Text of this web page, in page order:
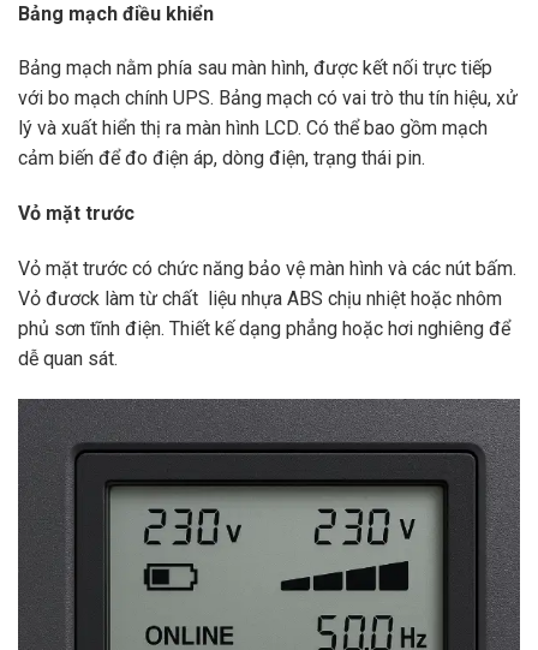
Bảng mạch điều khiển
Bảng mạch nằm phía sau màn hình, được kết nối trực tiếp
với bo mạch chính UPS. Bảng mạch có vai trò thu tín hiệu, xử
lý và xuất hiển thị ra màn hình LCD. Có thể bao gồm mạch
cảm biến để đo điện áp, dòng điện, trạng thái pin.
Vỏ mặt trước
Vỏ mặt trước có chức năng bảo vệ màn hình và các nút bấm.
Vỏ đươck làm từ chất liệu nhựa ABS chịu nhiệt hoặc nhôm
phủ sơn tĩnh điện. Thiết kế dạng phẳng hoặc hơi nghiêng để
dễ quan sát.